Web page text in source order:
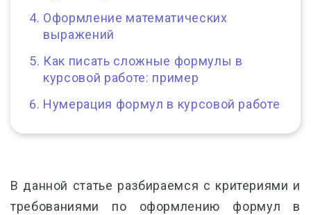
Оформление математических
выражений
Как писать сложные формулы в
курсовой работе: пример
Нумерация формул в курсовой работе
В данной статье разбираемся с критериями и
требованиями по оформлению формул в